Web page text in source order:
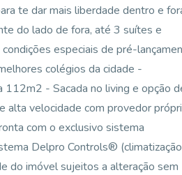
te dar mais liberdade dentro e
do lado de fora, até 3 suítes e
especiais de pré-
colégios da cidade -
- Sacada no living e opção
velocidade com provedor
com o exclusivo sistema
Delpro Controls®
do imóvel sujeitos a alteração sem